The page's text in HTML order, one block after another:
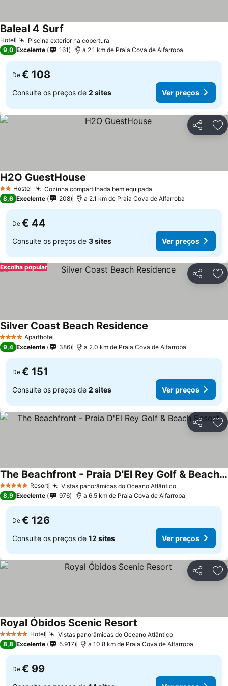
Hotel Piscina exterior na cobertura
Baleal 4 Surf
9,0 Excelente 161 a 2.1 km de Praia Cova de Alfarroba
De € 108
Consulte os preços de 2 sites Ver preços
Partilhar
2 Estrelas
Hostel Cozinha compartilhada bem equipada
H2O GuestHouse
8,6 Excelente 208 a 2.1 km de Praia Cova de Alfarroba
De € 44
Consulte os preços de 3 sites Ver preços
Partilhar
Escolha popular
4 EstrelasAparthotel
Silver Coast Beach Residence
9,4 Excelente 386 a 2.0 km de Praia Cova de Alfarroba
De € 151
Consulte os preços de 2 sites Ver preços
Partilhar
5 Estrelas Resort Vistas panorâmicas do Oceano AtlânticoVer preços
The Beachfront - Praia D'El Rey Golf & Beach Resort
Ver preços
8,9 Excelente 976 a 6.5 km de Praia Cova de Alfarroba
De € 126
Consulte os preços de 12 sites Ver preços
Partilhar
5 Estrelas Hotel Vistas panorâmicas do Oceano AtlânticoVer preços
Royal Óbidos Scenic Resort
8,8 Excelente 5.917 a 10.8 km de Praia Cova de Alfarroba
De € 99